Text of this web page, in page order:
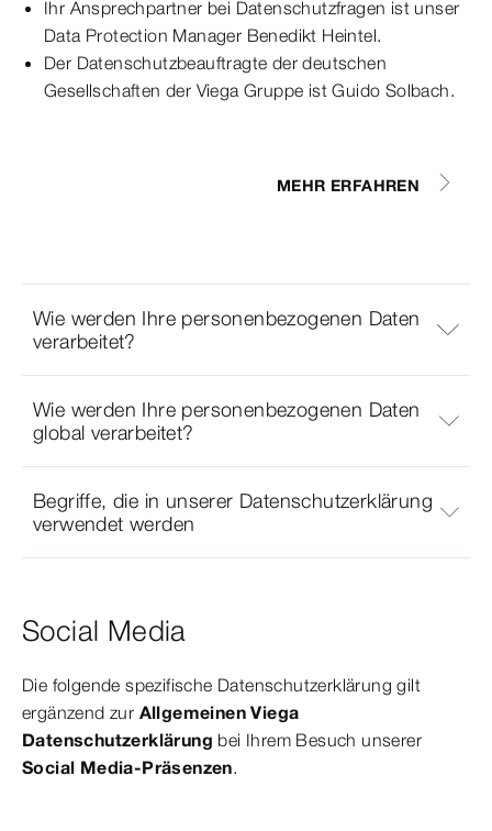
Ihr Ansprechpartner bei Datenschutzfragen ist unser
Data Protection Manager Benedikt Heintel.
Der Datenschutzbeauftragte der deutschen
Gesellschaften der Viega Gruppe ist Guido Solbach.
MEHR ERFAHREN
Wie werden Ihre personenbezogenen Daten
verarbeitet?
Wie werden Ihre personenbezogenen Daten
global verarbeitet?
Begriffe, die in unserer Datenschutzerklärung
verwendet werden
Social Media
Die folgende spezifische Datenschutzerklärung gilt
ergänzend zur Allgemeinen Viega
Datenschutzerklärung bei Ihrem Besuch unserer
Social Media-Präsenzen.